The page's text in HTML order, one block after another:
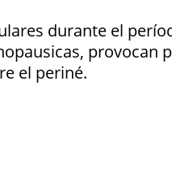
durante el
el periné.